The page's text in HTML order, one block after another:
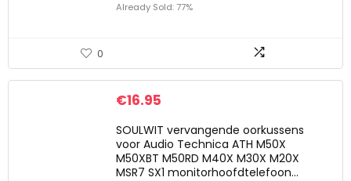
Already Sold: 77%
0
€16.95
SOULWIT vervangende oorkussens
voor Audio Technica ATH M50X
M50XBT M50RD M40X M30X M20X
MSR7 SX1 monitorhoofdtelefoon…